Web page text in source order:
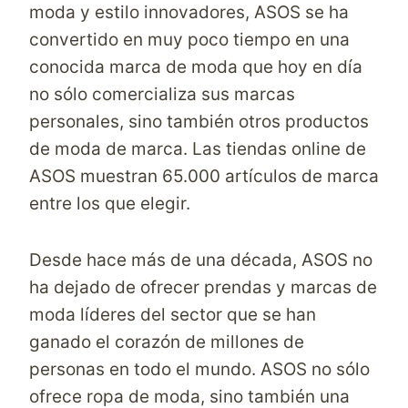
moda y estilo innovadores, ASOS se ha
convertido en muy poco tiempo en una
conocida marca de moda que hoy en día
no sólo comercializa sus marcas
personales, sino también otros productos
de moda de marca. Las tiendas online de
ASOS muestran 65.000 artículos de marca
entre los que elegir.
Desde hace más de una década, ASOS no
ha dejado de ofrecer prendas y marcas de
moda líderes del sector que se han
ganado el corazón de millones de
personas en todo el mundo. ASOS no sólo
ofrece ropa de moda, sino también una